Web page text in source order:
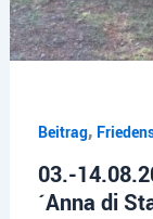
Beitrag,
03.-
´Anna di